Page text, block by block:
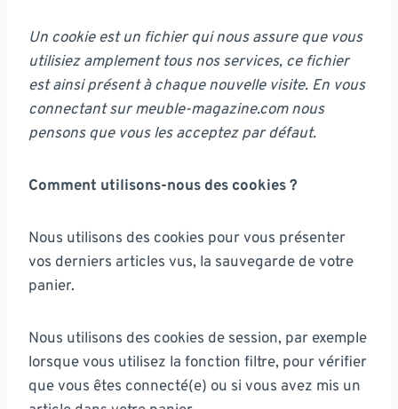
Un cookie est un fichier qui nous assure que vous
utilisiez amplement tous nos services, ce fichier
est ainsi présent à chaque nouvelle visite. En vous
connectant sur meuble-magazine.com nous
pensons que vous les acceptez par défaut.
Comment utilisons-nous des cookies ?
Nous utilisons des cookies pour vous présenter
vos derniers articles vus, la sauvegarde de votre
panier.
Nous utilisons des cookies de session, par exemple
lorsque vous utilisez la fonction filtre, pour vérifier
que vous êtes connecté(e) ou si vous avez mis un